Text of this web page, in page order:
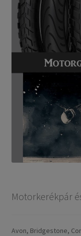
Motorkerékpár
Avon, Bridgestone,